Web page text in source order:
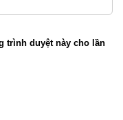
trình duyệt này cho lần